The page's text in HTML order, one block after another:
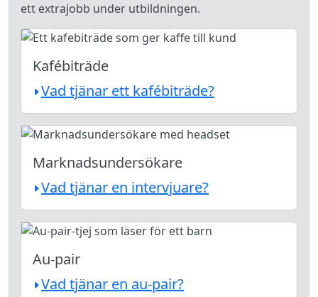
ett extrajobb under utbildningen.
Kafébiträde
Vad tjänar ett kafébiträde?
Marknadsundersökare
Vad tjänar en intervjuare?
Au-pair
Vad tjänar en au-pair?